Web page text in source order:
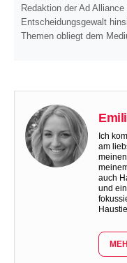
Redaktion der Ad
Entscheidungsgewalt
Themen obliegt dem
Ich
am
auch
und